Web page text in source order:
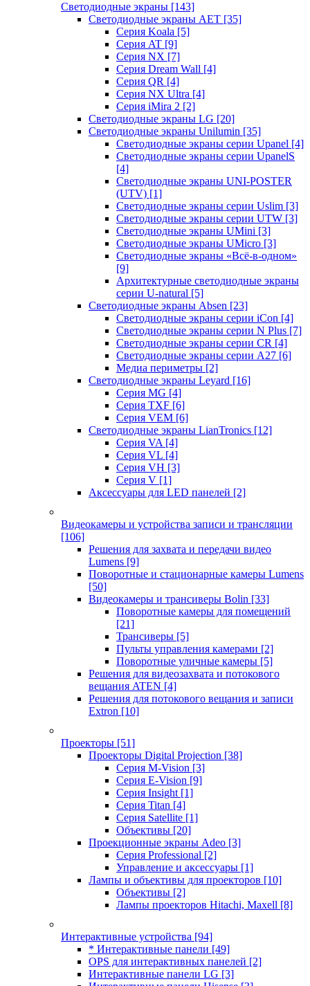
Светодиодные экраны [143]
Светодиодные экраны AET [35]
Cерия Koala [5]
Серия AT [9]
Серия NX [7]
Серия Dream Wall [4]
Серия QR [4]
Серия NX Ultra [4]
Серия iMira 2 [2]
Светодиодные экраны LG [20]
Светодиодные экраны Unilumin [35]
Светодиодные экраны серии Upanel [4]
Светодиодные экраны серии UpanelS
[4]
Светодиодные экраны UNI-POSTER
(UTV) [1]
Светодиодные экраны серии Uslim [3]
Светодиодные экраны серии UTW [3]
Светодиодные экраны UMini [3]
Светодиодные экраны UMicro [3]
Светодиодные экраны «Всё-в-одном»
[9]
Архитектурные светодиодные экраны
серии U-natural [5]
Светодиодные экраны Absen [23]
Светодиодные экраны серии iCon [4]
Светодиодные экраны серии N Plus [7]
Светодиодные экраны серии CR [4]
Светодиодные экраны серии А27 [6]
Медиа периметры [2]
Светодиодные экраны Leyard [16]
Серия MG [4]
Серия TXF [6]
Серия VEM [6]
Светодиодные экраны LianTronics [12]
Серия VA [4]
Серия VL [4]
Серия VH [3]
Серия V [1]
Аксессуары для LED панелей [2]
Видеокамеры и устройства записи и трансляции
[106]
Решения для захвата и передачи видео
Lumens [9]
Поворотные и стационарные камеры Lumens
[50]
Видеокамеры и трансиверы Bolin [33]
Поворотные камеры для помещений
[21]
Трансиверы [5]
Пульты управления камерами [2]
Поворотные уличные камеры [5]
Решения для видеозахвата и потокового
вещания ATEN [4]
Решения для потокового вещания и записи
Extron [10]
Проекторы [51]
Проекторы Digital Projection [38]
Серия M-Vision [3]
Серия E-Vision [9]
Серия Insight [1]
Серия Titan [4]
Серия Satellite [1]
Объективы [20]
Проекционные экраны Adeo [3]
Серия Professional [2]
Управление и аксессуары [1]
Лампы и объективы для проекторов [10]
Объективы [2]
Лампы проекторов Hitachi, Maxell [8]
Интерактивные устройства [94]
* Интерактивные панели [49]
OPS для интерактивных панелей [2]
Интерактивные панели LG [3]